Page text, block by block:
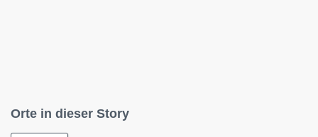
Orte in dieser Story